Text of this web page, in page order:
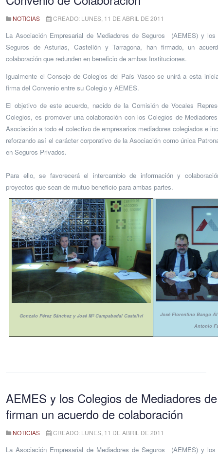
NOTICIAS CREADO: LUNES, 11 DE ABRIL DE 2011
La Asociación Empresarial de Mediadores de Seguros
(AEMES) y los
Seguros de Asturias, Castellón y Tarragona, han firmado, un
colaboración que redunden en beneficio de ambas Instituciones.
Igualmente el Consejo de Colegios del País Vasco se unirá a esta
firma del Convenio entre su Colegio y AEMES.
El objetivo de este acuerdo, nacido de la Comisión de Vocales
Colegios, es promover una colaboración con los Colegios de
Asociación a todo el colectivo de empresarios mediadores colegiados e
reforzando así el carácter corporativo de la Asociación como única
en Seguros Privados.
Para ello, se favorecerá el intercambio de información y
proyectos que sean de mutuo beneficio para ambas partes.
Gonzalo Pérez Sánchez y José Mª Campabadal Castellví
José Florentino Bango
Antonio
AEMES y los Colegios de Mediadores
firman un acuerdo de colaboración
NOTICIAS CREADO: LUNES, 11 DE ABRIL DE 2011
La Asociación Empresarial de Mediadores de Seguros
(AEMES) y los